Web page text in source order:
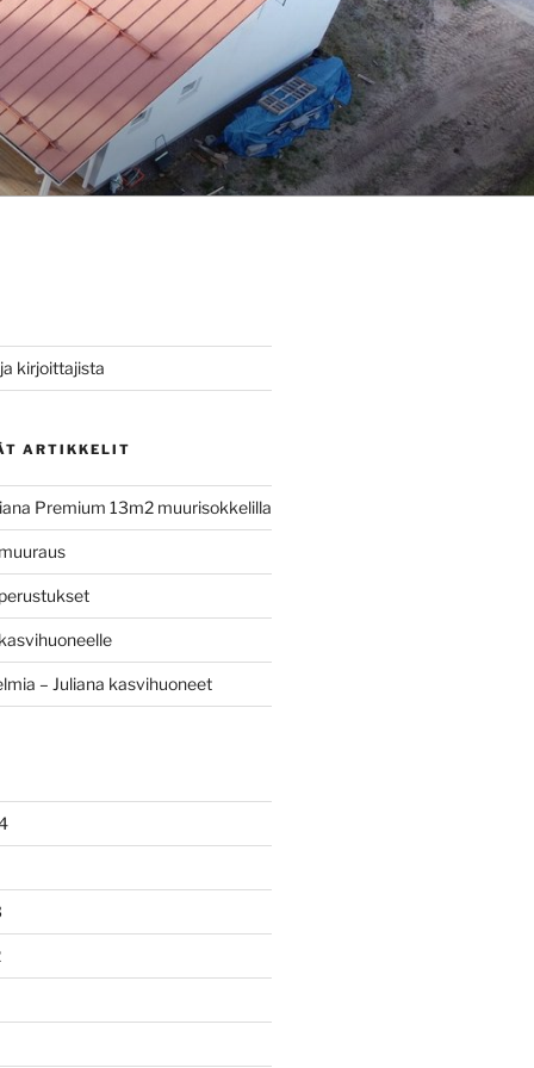
kirjoittajista
ARTIKKELIT
Premium 13m2 muurisokkelilla
– Juliana kasvihuoneet